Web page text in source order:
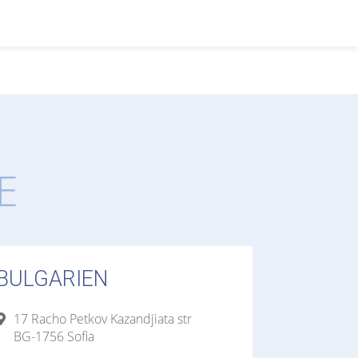
17 Racho Petkov Kazandjiata str
BG-1756 Sofia